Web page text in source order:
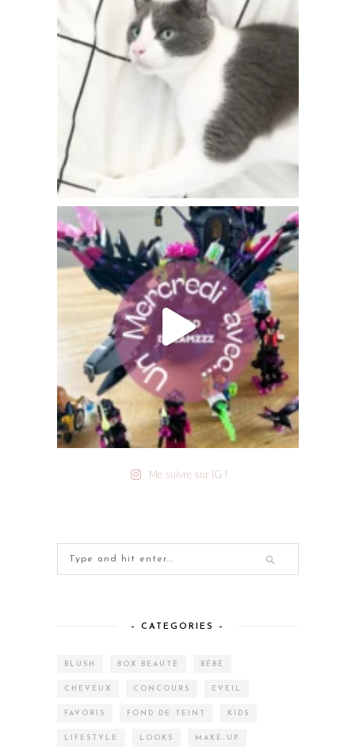
Me suivre sur IG !
– CATEGORIES –
BLUSH BOX BEAUTÉ BÉBÉ
CHEVEUX CONCOURS EVEIL
FAVORIS FOND DE TEINT KIDS
LIFESTYLE LOOKS MAKE-UP